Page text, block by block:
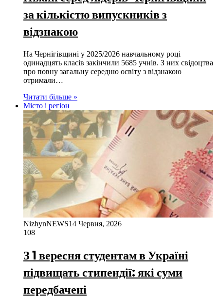
за кількістю випускників з
відзнакою
На Чернігівщині у 2025/2026 навчальному році
одинадцять класів закінчили 5685 учнів. З них свідоцтва
про повну загальну середню освіту з відзнакою
отримали…
Читати більше »
Місто і регіон
NizhynNEWS14 Червня, 2026
108
З 1 вересня студентам в Україні
підвищать стипендії: які суми
передбачені